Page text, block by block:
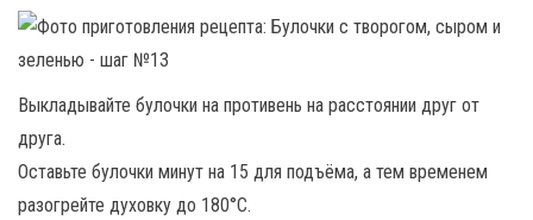
Выкладывайте булочки на противень на расстоянии друг от
друга.
Оставьте булочки минут на 15 для подъёма, а тем временем
разогрейте духовку до 180°С.